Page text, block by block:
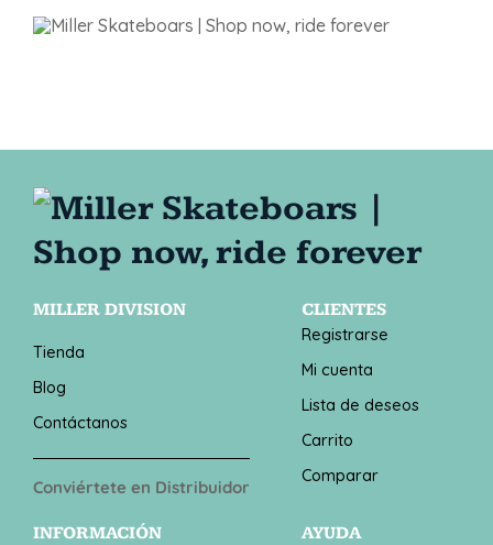
MILLER DIVISION
Tienda
Blog
Contáctanos
Conviértete en Distribuidor
CLIENTES
Registrarse
Mi cuenta
Lista de deseos
Carrito
Comparar
INFORMACIÓN
AYUDA